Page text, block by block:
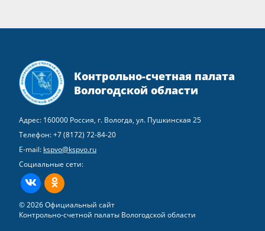
Контрольно-счетная палата
Вологодской области
Адрес: 160000 Россия, г. Вологда, ул. Пушкинская 25
Телефон:+7 (8172) 72-84-20
E-mail: kspvo@kspvo.ru
Социальные сети:
ВКонтактеОдноклассники
© 2026 Официальный сайт
Контрольно-счетной палаты Вологодской области